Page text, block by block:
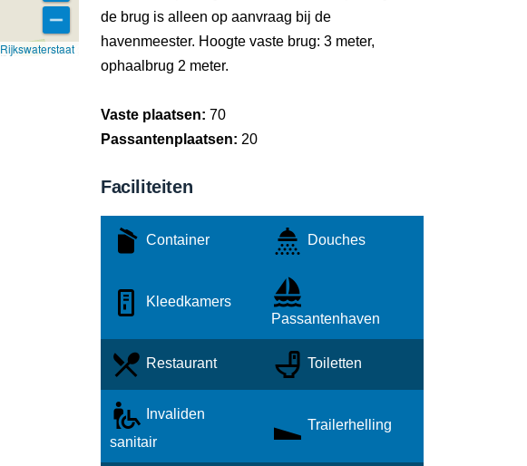
Rijkswaterstaat
de brug is alleen op aanvraag bij de
havenmeester. Hoogte vaste brug: 3 meter,
ophaalbrug 2 meter.
Vaste plaatsen: 70
Passantenplaatsen: 20
Faciliteiten
Container Douches
Kleedkamers
Passantenhaven
Restaurant Toiletten
Invaliden
sanitair
Trailerhelling